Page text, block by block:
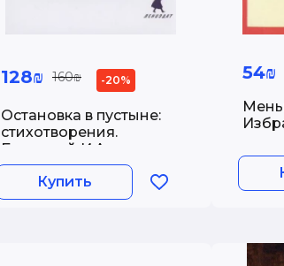
Остановка в пустыне:
стихотворения.
Бродский И.А.
128₪ 160₪ -20%
Купить
54₪